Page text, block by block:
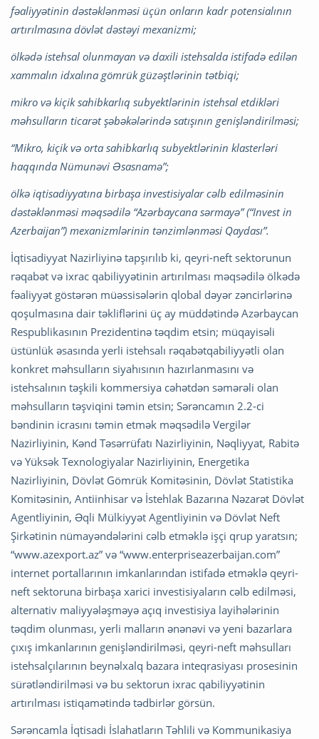
fəaliyyətinin dəstəklənməsi üçün onların kadr potensialının
artırılmasına dövlət dəstəyi mexanizmi;
ölkədə istehsal olunmayan və daxili istehsalda istifadə edilən
xammalın idxalına gömrük güzəştlərinin tətbiqi;
mikro və kiçik sahibkarlıq subyektlərinin istehsal etdikləri
məhsulların ticarət şəbəkələrində satışının genişləndirilməsi;
“Mikro, kiçik və orta sahibkarlıq subyektlərinin klasterləri
haqqında Nümunəvi Əsasnamə”;
ölkə iqtisadiyyatına birbaşa investisiyalar cəlb edilməsinin
dəstəklənməsi məqsədilə “Azərbaycana sərmayə” (“Invest in
Azerbaijan”) mexanizmlərinin tənzimlənməsi Qaydası”.
İqtisadiyyat Nazirliyinə tapşırılıb ki, qeyri-neft sektorunun
rəqabət və ixrac qabiliyyətinin artırılması məqsədilə ölkədə
fəaliyyət göstərən müəssisələrin qlobal dəyər zəncirlərinə
qoşulmasına dair təkliflərini üç ay müddətində Azərbaycan
Respublikasının Prezidentinə təqdim etsin; müqayisəli
üstünlük əsasında yerli istehsalı rəqabətqabiliyyətli olan
konkret məhsulların siyahısının hazırlanmasını və
istehsalının təşkili kommersiya cəhətdən səmərəli olan
məhsulların təşviqini təmin etsin; Sərəncamın 2.2-ci
bəndinin icrasını təmin etmək məqsədilə Vergilər
Nazirliyinin, Kənd Təsərrüfatı Nazirliyinin, Nəqliyyat, Rabitə
və Yüksək Texnologiyalar Nazirliyinin, Energetika
Nazirliyinin, Dövlət Gömrük Komitəsinin, Dövlət Statistika
Komitəsinin, Antiinhisar və İstehlak Bazarına Nəzarət Dövlət
Agentliyinin, Əqli Mülkiyyət Agentliyinin və Dövlət Neft
Şirkətinin nümayəndələrini cəlb etməklə işçi qrup yaratsın;
“www.azexport.az” və “www.enterpriseazerbaijan.com”
internet portallarının imkanlarından istifadə etməklə qeyri-
neft sektoruna birbaşa xarici investisiyaların cəlb edilməsi,
alternativ maliyyələşməyə açıq investisiya layihələrinin
təqdim olunması, yerli malların ənənəvi və yeni bazarlara
çıxış imkanlarının genişləndirilməsi, qeyri-neft məhsulları
istehsalçılarının beynəlxalq bazara inteqrasiyası prosesinin
sürətləndirilməsi və bu sektorun ixrac qabiliyyətinin
artırılması istiqamətində tədbirlər görsün.
Sərəncamla İqtisadi İslahatların Təhlili və Kommunikasiya